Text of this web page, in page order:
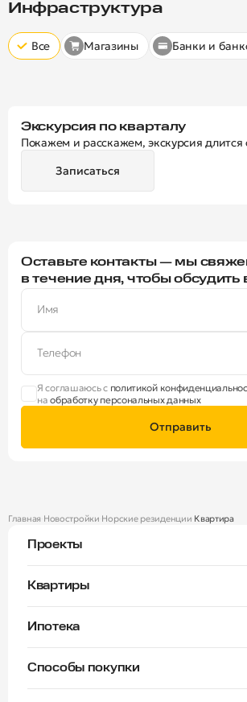
Инфраструктура
Все Магазины Банки и
Экскурсия по кварталу
Покажем и расскажем, экскурсия длится
Записаться
Оставьте контакты — мы
в течение дня, чтобы обсудить
Имя
Телефон
Я соглашаюсь с политикой
наобработку персональных данных
Отправить
Главная Новостройки Норские резиденции Квартира
Проекты
Тверицы
Норские резиденции
Квартиры
Окна на две стороны
Ипотека
Способы покупки